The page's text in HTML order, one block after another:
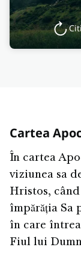
Cartea
În cartea
viziunea sa
Hristos,
împărăția Sa
în care
Fiul lui